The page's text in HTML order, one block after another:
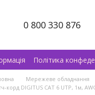
0 800 330 876
Політика
Мережеве обладнання
корд DIGITUS CAT 6 UTP, 1м,